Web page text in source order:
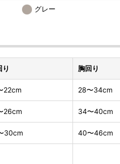
グレー
り 胸回り
22cm 28〜34cm
26cm 34〜40cm
30cm 40〜46cm